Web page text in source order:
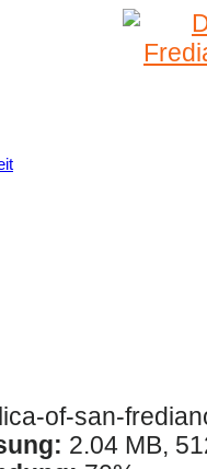
of-san-
2.04 MB,